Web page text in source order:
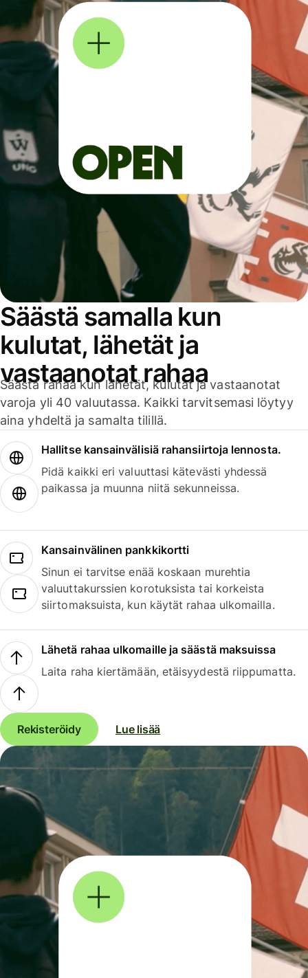
Säästä samalla kun
kulutat, lähetät ja
vastaanotat rahaa
Säästä rahaa kun lähetät, kulutat ja vastaanotat
varoja yli 40 valuutassa. Kaikki tarvitsemasi löytyy
aina yhdeltä ja samalta tilillä.
Hallitse kansainvälisiä rahansiirtoja lennosta.
Pidä kaikki eri valuuttasi kätevästi yhdessä
paikassa ja muunna niitä sekunneissa.
Kansainvälinen pankkikortti
Sinun ei tarvitse enää koskaan murehtia
valuuttakurssien korotuksista tai korkeista
siirtomaksuista, kun käytät rahaa ulkomailla.
Lähetä rahaa ulkomaille ja säästä maksuissa
Laita raha kiertämään, etäisyydestä riippumatta.
Rekisteröidy Lue lisää